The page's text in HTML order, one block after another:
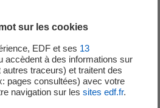
le financement proposé. Le
de développement de centrales
à la transition
dans le domaine de la mobilité
dans l'habitat.
sur les cookies
EDF et ses 13
accèdent à des informations sur
traceurs) et traitent des
pages consultées) avec votre
navigation sur les sites edf.fr.